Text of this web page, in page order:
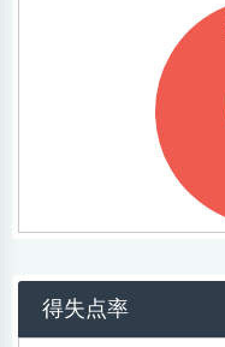
得失点率